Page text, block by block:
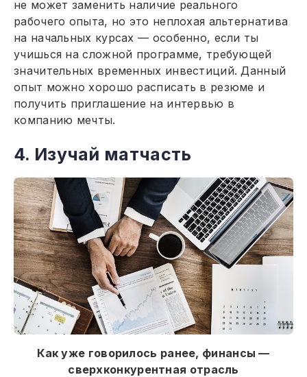
не может заменить наличие реального
рабочего опыта, но это неплохая альтернатива
на начальных курсах — особенно, если ты
учишься на сложной программе, требующей
значительных временных инвестиций. Данный
опыт можно хорошо расписать в резюме и
получить приглашение на интервью в
компанию мечты.
4. Изучай матчасть
Как уже говорилось ранее, финансы —
сверхконкурентная отрасль